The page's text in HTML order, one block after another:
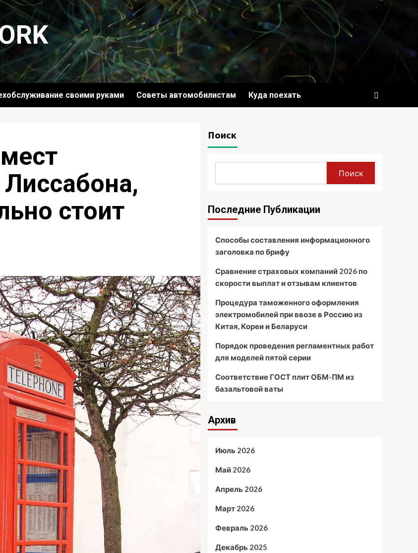
своими руками Советы автомобилистам Куда поехать
стоит
Поиск
Поиск
Последние Публикации
Способы составления информационного
заголовка по брифу
Сравнение страховых компаний 2026 по
скорости выплат и отзывам клиентов
Процедура таможенного оформления
электромобилей при ввозе в Россию из
Китая, Кореи и Беларуси
Порядок проведения регламентных работ
для моделей пятой серии
Соответствие ГОСТ плит ОБМ-ПМ из
базальтовой ваты
Архив
Июль 2026
Май 2026
Апрель 2026
Март 2026
Февраль 2026
Декабрь 2025